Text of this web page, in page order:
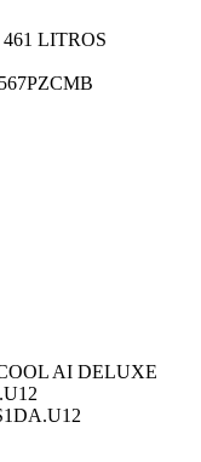
LITROS
AI DELUXE